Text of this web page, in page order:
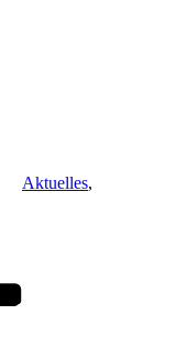
Aktuelles,